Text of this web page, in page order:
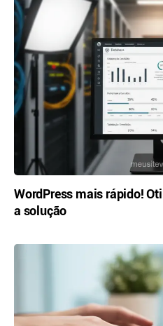
WordPress mais rápido!
a solução